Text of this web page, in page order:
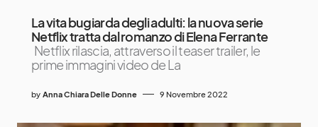
La vita bugiarda degli adulti: la nuova serie
Netflix tratta dal romanzo di Elena Ferrante
Netflix rilascia, attraverso il teaser trailer, le
prime immagini video de La
by Anna Chiara Delle Donne 9 Novembre 2022